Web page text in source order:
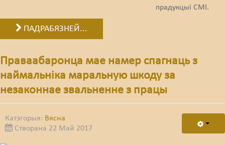
прадукцыі СМІ.
ПАДРАБЯЗНЕЙ...
Праваабаронца мае намер спагнаць з
наймальніка маральную шкоду за
незаконнае звальненне з працы
Катэгорыя: Вясна
Створана 22 Май 2017